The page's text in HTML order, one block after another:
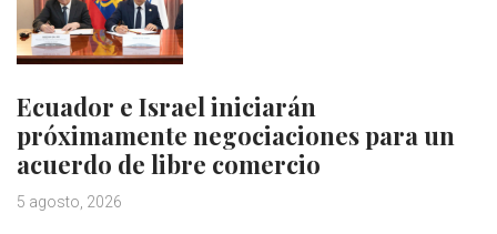
Ecuador e Israel iniciarán
próximamente negociaciones para un
acuerdo de libre comercio
5 agosto, 2026